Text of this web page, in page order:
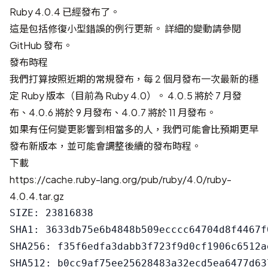
Ruby 4.0.4 已經發布了。
這是包括修復小型錯誤的例行更新。 詳細的變動請參閱
GitHub 發布 。
發布時程
我們打算按照近期的常規發布，每 2 個月發布一次最新的穩
定 Ruby 版本（目前為 Ruby 4.0）。 4.0.5 將於 7 月發
布、4.0.6 將於 9 月發布、4.0.7 將於 11 月發布。
如果有任何變更影響到相當多的人，我們可能會比預期更早
發布新版本，並可能會調整後續的發布時程。
下載
https://cache.ruby-lang.org/pub/ruby/4.0/ruby-
4.0.4.tar.gz
SIZE: 23816838
SHA1:
SHA256: